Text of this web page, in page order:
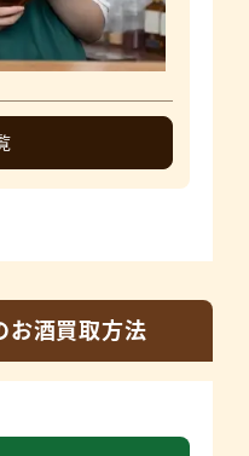
お酒買取方法